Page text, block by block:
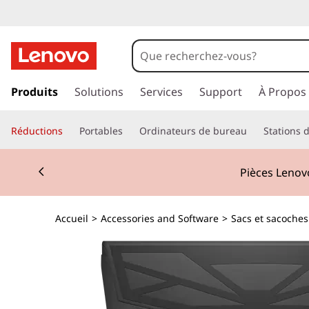
a
e
r
c
Produits Solutions Services Support À Propos
Réductions Portables Ordinateurs de bureau Stations
Pièces
Currently displaying item 2 of 3
Accueil > Accessories and Software > Sacs et sacoches